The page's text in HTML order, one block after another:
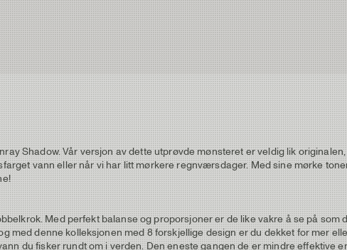
Shadow. Vår versjon av dette utprøvde mønsteret er veldig lik
vann eller når vi har litt mørkere regnværsdager. Med sine mørke
Med perfekt balanse og proporsjoner er de like vakre å se på som
med denne kolleksjonen med 8 forskjellige design er du dekket for mer
du fisker rundt om i verden. Den eneste gangen de er mindre effektive